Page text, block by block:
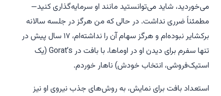
می‌خوردید، شاید می‌توانستید مانند او سرمایه‌گذاری کنید—
مطمئناً ضرری نداشت. در حالی که من هرگز در جلسه سالانه
برکشایر نبوده‌ام و هرگز سهام آن را نداشته‌ام، ۱۷ سال پیش در
تنها سفرم برای دیدن او در اوماها، با بافت در Gorat’s (یک
استیک‌فروشی، انتخاب خودش) ناهار خوردم.
استعداد بافت برای نمایش، به روش‌های جذب نیروی او نیز